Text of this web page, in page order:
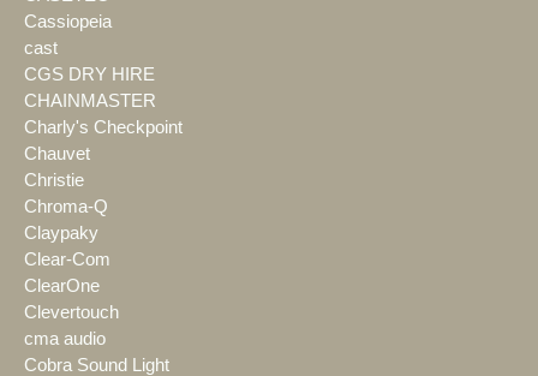
Cassiopeia
cast
CGS DRY HIRE
CHAINMASTER
Charly's Checkpoint
Chauvet
Christie
Chroma-Q
Claypaky
Clear-Com
ClearOne
Clevertouch
cma audio
Cobra Sound Light